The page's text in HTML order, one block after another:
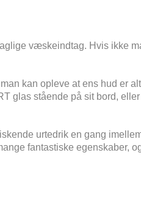
væskeindtag. Hvis ikke
kan opleve at ens hud er
glas stående på sit bord,
urtedrik en gang
fantastiske egenskaber,